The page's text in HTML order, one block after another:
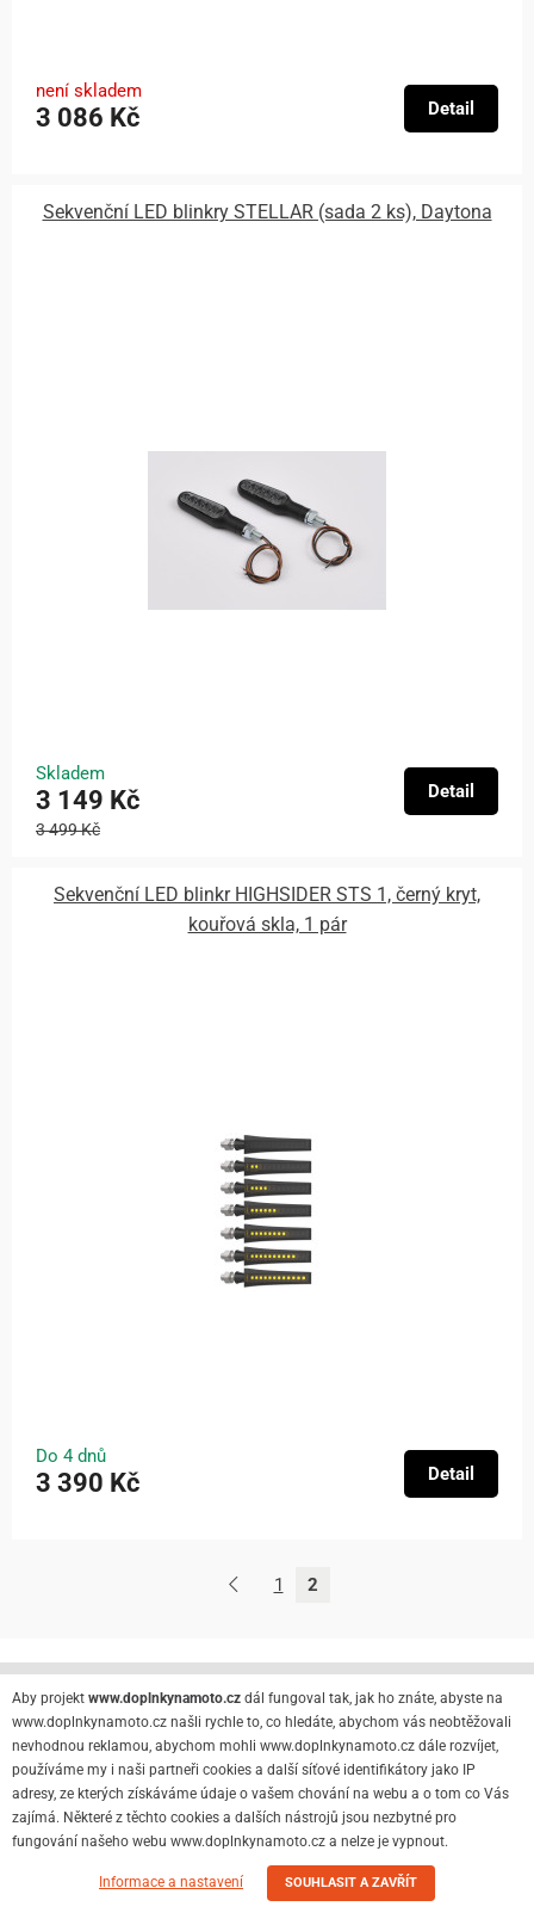
není skladem
3 086 Kč Detail
Sekvenční LED blinkry STELLAR (sada 2 ks), Daytona
Skladem
3 149 Kč
3 499 Kč
Detail
Sekvenční LED blinkr HIGHSIDER STS 1, černý kryt,
kouřová skla, 1 pár
Do 4 dnů
3 390 Kč Detail
1 2
Informace
Výsledky hledání
O nás
Aby projekt www.doplnkynamoto.cz dál fungoval tak, jak ho znáte, abyste na
www.doplnkynamoto.cz našli rychle to, co hledáte, abychom vás neobtěžovali
nevhodnou reklamou, abychom mohli www.doplnkynamoto.cz dále rozvíjet,
používáme my i naši partneři cookies a další síťové identifikátory jako IP
adresy, ze kterých získáváme údaje o vašem chování na webu a o tom co Vás
zajímá. Některé z těchto cookies a dalších nástrojů jsou nezbytné pro
fungování našeho webu www.doplnkynamoto.cz a nelze je vypnout.
Informace a nastavení SOUHLASIT A ZAVŘÍT